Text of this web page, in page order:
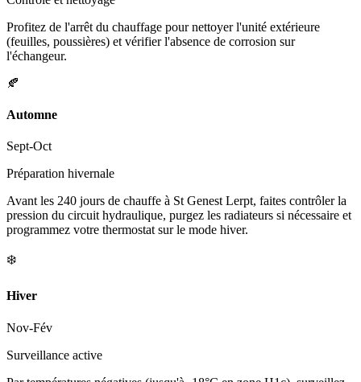
Profitez de l'arrêt du chauffage pour nettoyer l'unité extérieure
(feuilles, poussières) et vérifier l'absence de corrosion sur
l'échangeur.
🍂
Automne
Sept-Oct
Préparation hivernale
Avant les 240 jours de chauffe à St Genest Lerpt, faites contrôler la
pression du circuit hydraulique, purgez les radiateurs si nécessaire et
programmez votre thermostat sur le mode hiver.
❄️
Hiver
Nov-Fév
Surveillance active